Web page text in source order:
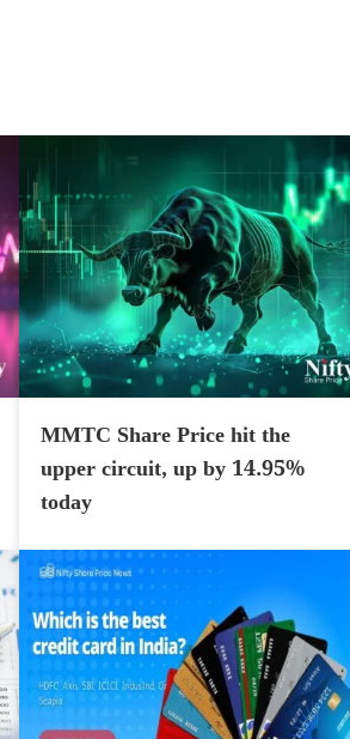
MMTC Share Price hit the
upper circuit, up by 14.95%
today